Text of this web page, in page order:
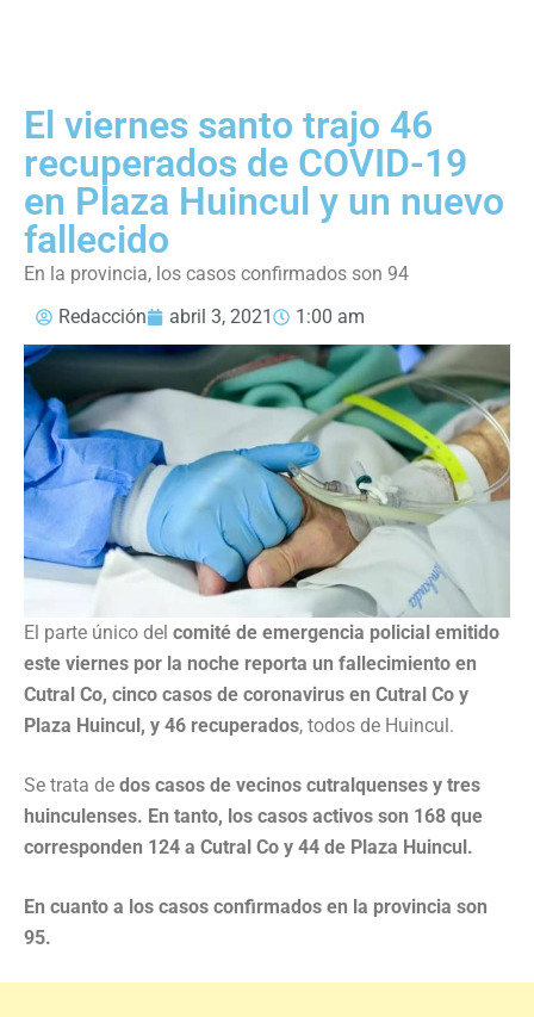
El viernes santo trajo 46
recuperados de COVID-19
en Plaza Huincul y un nuevo
fallecido
En la provincia, los casos confirmados son 94
Redacción
abril 3, 2021 1:00 am
El parte único del comité de emergencia policial emitido
este viernes por la noche reporta un fallecimiento en
Cutral Co, cinco casos de coronavirus en Cutral Co y
Plaza Huincul, y 46 recuperados, todos de Huincul.
Se trata de dos casos de vecinos cutralquenses y tres
huinculenses. En tanto, los casos activos son 168 que
corresponden 124 a Cutral Co y 44 de Plaza Huincul.
En cuanto a los casos confirmados en la provincia son
95.